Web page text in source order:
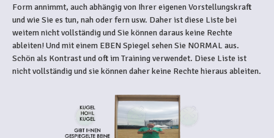
Form annimmt, auch abhängig von Ihrer eigenen Vorstellungskraft
und wie Sie es tun, nah oder fern usw. Daher ist diese Liste bei
weitem nicht vollständig und Sie können daraus keine Rechte
ableiten! Und mit einem EBEN Spiegel sehen Sie NORMAL aus.
Schön als Kontrast und oft im Training verwendet. Diese Liste ist
nicht vollständig und sie können daher keine Rechte hieraus ableiten.